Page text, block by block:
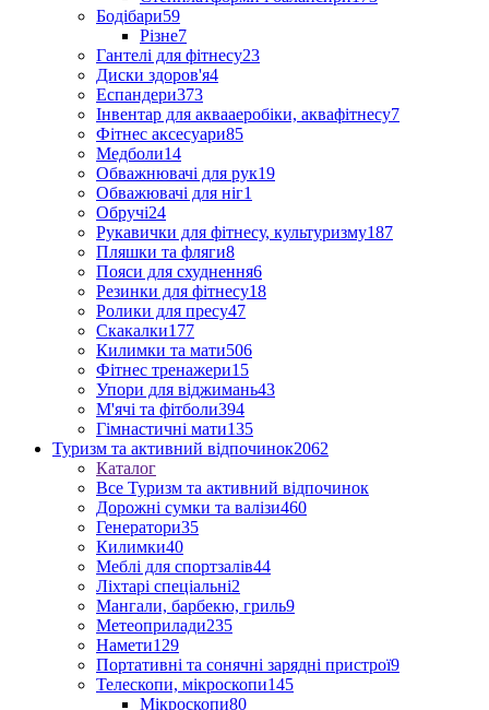
Бодібари59
Різне7
Гантелі для фітнесу23
Диски здоров'я4
Еспандери373
Інвентар для аквааеробіки, аквафітнесу7
Фітнес аксесуари85
Медболи14
Обважнювачі для рук19
Обважювачі для ніг1
Обручі24
Рукавички для фітнесу, культуризму187
Пляшки та фляги8
Пояси для схуднення6
Резинки для фітнесу18
Ролики для пресу47
Скакалки177
Килимки та мати506
Фітнес тренажери15
Упори для віджимань43
М'ячі та фітболи394
Гімнастичні мати135
Туризм та активний відпочинок2062
Каталог
Все Туризм та активний відпочинок
Дорожні сумки та валізи460
Генератори35
Килимки40
Меблі для спортзалів44
Ліхтарі спеціальні2
Мангали, барбекю, гриль9
Метеоприлади235
Намети129
Портативні та сонячні зарядні пристрої9
Телескопи, мікроскопи145
Мікроскопи80